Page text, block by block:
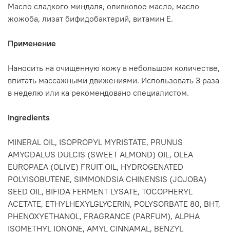
Масло сладкого миндаля, оливковое масло, масло
жожоба, лизат бифидобактерий, витамин Е.
Применение
Наносить на очищенную кожу в небольшом количестве,
впитать массажными движениями. Использовать 3 раза
в неделю или ка рекомендовано специалистом.
Ingredients
MINERAL OIL, ISOPROPYL MYRISTATE, PRUNUS
AMYGDALUS DULCIS (SWEET ALMOND) OIL, OLEA
EUROPAEA (OLIVE) FRUIT OIL, HYDROGENATED
POLYISOBUTENE, SIMMONDSIA CHINENSIS (JOJOBA)
SEED OIL, BIFIDA FERMENT LYSATE, TOCOPHERYL
ACETATE, ETHYLHEXYLGLYCERIN, POLYSORBATE 80, BHT,
PHENOXYETHANOL, FRAGRANCE (PARFUM), ALPHA
ISOMETHYL IONONE, AMYL CINNAMAL, BENZYL